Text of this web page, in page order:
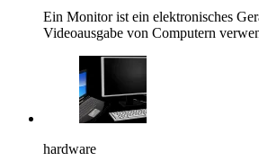
Ein Monitor ist ein elektronisches
Videoausgabe von Computern
hardware